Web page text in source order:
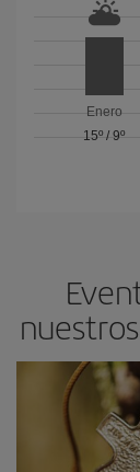
Enero
15º /9º